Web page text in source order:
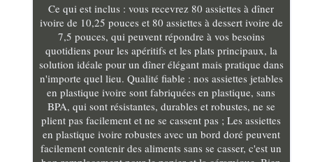
Ce qui est inclus : vous recevrez 80 assiettes à dîner
ivoire de 10,25 pouces et 80 assiettes à dessert ivoire de
7,5 pouces, qui peuvent répondre à vos besoins
quotidiens pour les apéritifs et les plats principaux, la
solution idéale pour un dîner élégant mais pratique dans
n'importe quel lieu. Qualité fiable : nos assiettes jetables
en plastique ivoire sont fabriquées en plastique, sans
BPA, qui sont résistantes, durables et robustes, ne se
plient pas facilement et ne se cassent pas ; Les assiettes
en plastique ivoire robustes avec un bord doré peuvent
facilement contenir des aliments sans se casser, c'est un